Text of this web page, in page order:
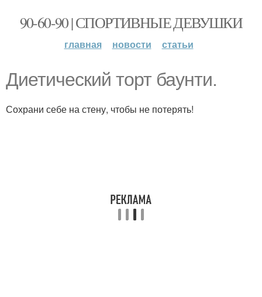
90-60-90 | СПОРТИВНЫЕ ДЕВУШКИ
главная новости статьи
Диетический торт баунти.
Сохрани себе на стену, чтобы не потерять!